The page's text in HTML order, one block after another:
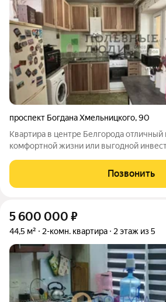
проспект Богдана Хмельницкого,90
Квартира в центре Белгорода отличный вариант для
комфортной жизни или выгодной
Локация сердце города: вся инфраструктура в шаговой
доступности, удобная транспортная
Позвонить
5 600 000 ₽
44,5 м² 2-комн. квартира 2 этаж из 5